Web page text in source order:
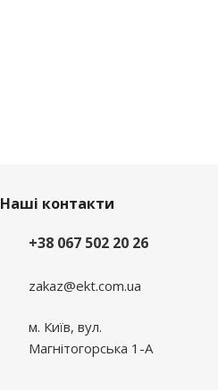
Наші контакти
+38 067 502 20 26
zakaz@ekt.com.ua
м. Київ, вул.
Магнітогорська 1-А